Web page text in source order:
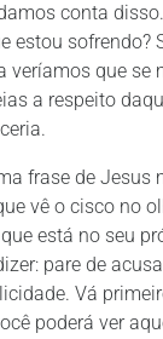
conta
estou sofrendo?
veríamos que se
a respeito
frase de Jesus
vê o cisco no
está no seu
pare de
Vá
poderá ver